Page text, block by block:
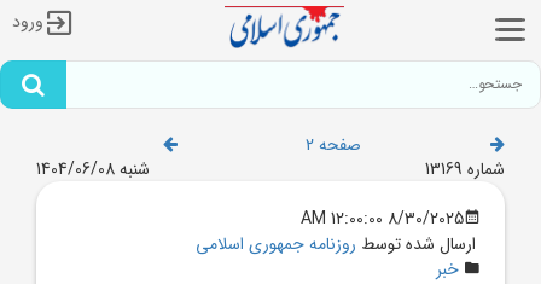
ورود
صفحه 2
شماره 13169
شنبه 1404/06/08
8/30/2025 12:00:00 AM
ارسال شده توسط روزنامه جمهوری اسلامی
خبر